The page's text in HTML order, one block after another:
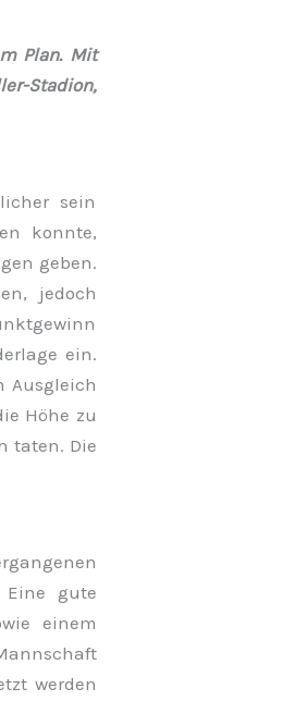
Plan. Mit
Stadion,
sein
konnte,
geben.
jedoch
ein.
Ausgleich
Höhe zu
taten. Die
Eine gute
einem
werden